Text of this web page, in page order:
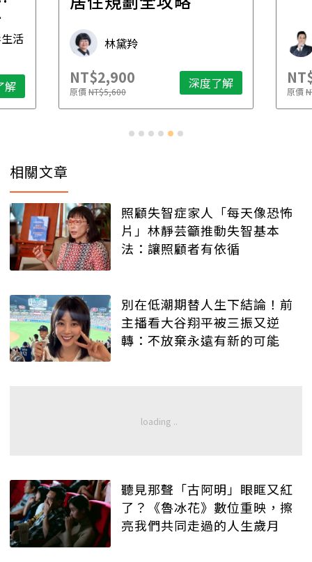
活
解
林黛羚
NT$2,900
原價NT$5,600 深度了解 原價
相關文章
照顧失智症家人「每天像恐怖
片」林靜芸籲推動失智基本
法：讓照顧者有依循
別在低潮期替人生下結論！前
主播看大谷翔平被三振又逆
轉：不放棄永遠有新的可能
聽見那聲「古阿明」眼眶又紅
了？《魯冰花》數位重映，擦
亮我們共同走過的人生歲月